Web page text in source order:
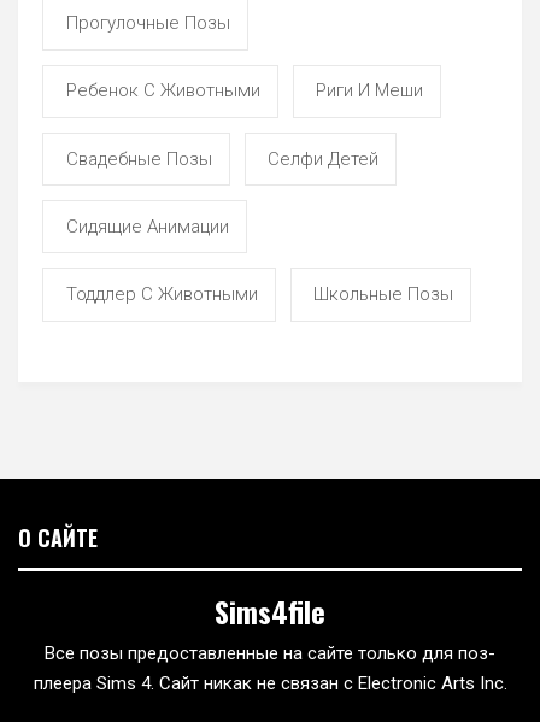
Прогулочные Позы
Ребенок С Животными Риги И Меши
Свадебные Позы Селфи Детей
Сидящие Анимации
Тоддлер С Животными Школьные Позы
О САЙТЕ
Sims4file
Все позы предоставленные на сайте только для поз-
плеера Sims 4. Сайт никак не связан с Electronic Arts Inc.